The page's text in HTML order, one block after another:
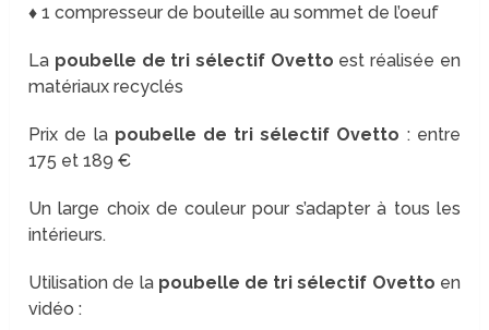
♦ 1 compresseur de bouteille au sommet de l’oeuf
La poubelle de tri sélectif Ovetto est réalisée en
matériaux recyclés
Prix de lapoubelle de tri sélectif Ovetto : entre
175 et 189 €
Un large choix de couleur pour s’adapter à tous les
intérieurs.
Utilisation de lapoubelle de tri sélectif Ovetto en
vidéo :